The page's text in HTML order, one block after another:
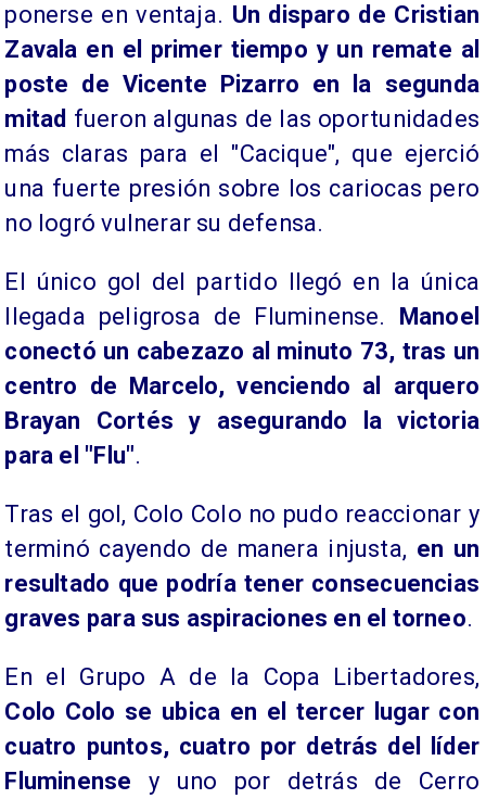
ponerse en ventaja. Un disparo de Cristian
Zavala en el primer tiempo y un remate al
poste de Vicente Pizarro en la segunda
mitad fueron algunas de las oportunidades
más claras para el "Cacique", que ejerció
una fuerte presión sobre los cariocas pero
no logró vulnerar su defensa.
El único gol del partido llegó en la única
llegada peligrosa de Fluminense. Manoel
conectó un cabezazo al minuto 73, tras un
centro de Marcelo, venciendo al arquero
Brayan Cortés y asegurando la victoria
para el "Flu".
Tras el gol, Colo Colo no pudo reaccionar y
terminó cayendo de manera injusta, en un
resultado que podría tener consecuencias
graves para sus aspiraciones en el torneo.
En el Grupo A de la Copa Libertadores,
Colo Colo se ubica en el tercer lugar con
cuatro puntos, cuatro por detrás del líder
Fluminense y uno por detrás de Cerro